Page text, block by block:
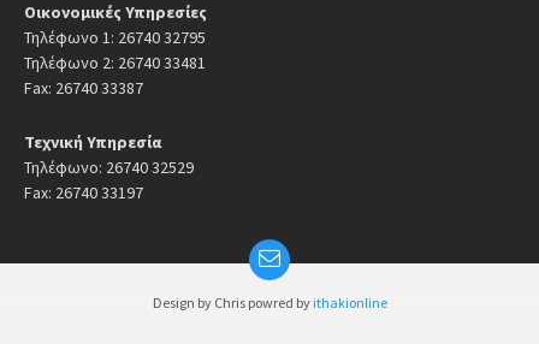
Οικονομικές Υπηρεσίες
Τηλέφωνο 1: 26740 32795
Τηλέφωνο 2: 26740 33481
Fax: 26740 33387
Τεχνική Υπηρεσία
Τηλέφωνο: 26740 32529
Fax: 26740 33197
Design by Chris powred by ithakionline